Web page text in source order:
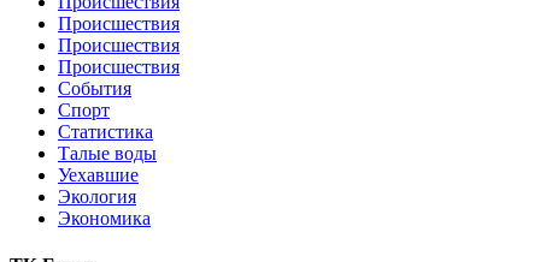
Происшествия
Происшествия
Происшествия
События
Спорт
Статистика
Талые воды
Уехавшие
Экология
Экономика